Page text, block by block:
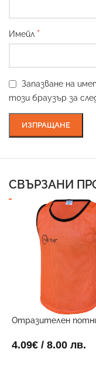
Имейл *
Запазване на
този браузър за
СВЪРЗАНИ
Отразителен
4.09€ / 8.00 лв.